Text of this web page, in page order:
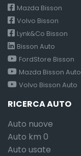
Mazda Bisson
Volvo Bisson
Lynk&Co Bisson
Bisson Auto
FordStore Bisson
Mazda Bisson Auto
Volvo Bisson Auto
RICERCA AUTO
Auto nuove
Auto km 0
Auto usate